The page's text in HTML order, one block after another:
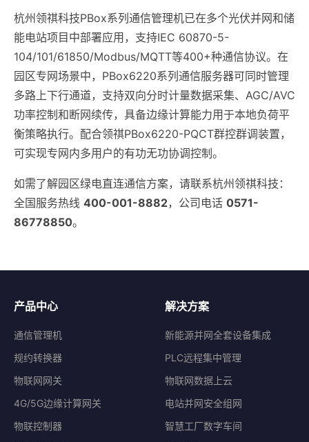
杭州领祺科技PBox系列通信管理机已在多个光伏并网和储
能电站项目中部署应用，支持IEC 60870-5-
104/101/61850/Modbus/MQTT等400+种通信协议。在
园区专网场景中，PBox6220系列通信服务器可同时管理
多路上下行通道，支持双向分时计量数据采集、AGC/AVC
功率控制和断网续传，具备边缘计算能力用于本地负荷平
衡策略执行。配合领祺PBox6220-PQCT群控群调装置，
可实现专网内多用户的有功无功协调控制。
如需了解园区绿电直连通信方案，请联系杭州领祺科技：
全国服务热线 400-001-8882，公司电话 0571-
86778850。
产品中心
通信管理机
规约转换器
物联网网关
4G/5G边缘计算网关
物联控制器
解决方案
新能源并网全套设备集成
PLC远程集中管理
物联网数据上云
电站并网安全组网
智慧工厂数字车间